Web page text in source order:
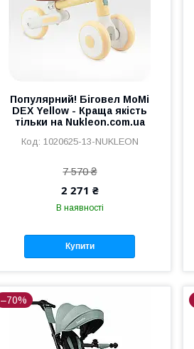
Популярний! Біговел MoMi
DEX Yellow - Краща якість
тільки на Nukleon.com.ua
1020625-13-NUKLEON
7 570 ₴
2 271 ₴
В наявності
Купити
–70%